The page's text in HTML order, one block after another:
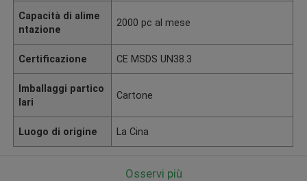
Capacità di alime
ntazione
2000 pc al mese
Certificazione CE MSDS UN38.3
Imballaggi partico
lari
Cartone
Luogo di origine La Cina
Osservi più